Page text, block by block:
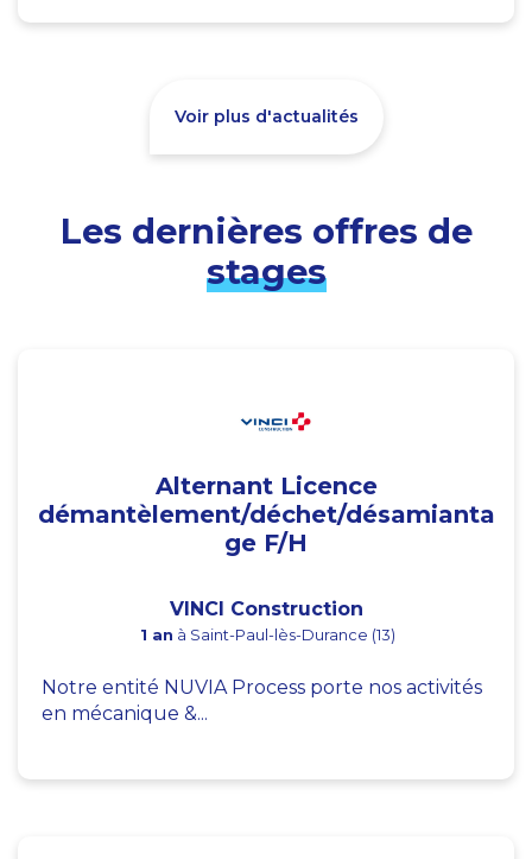
Voir plus d'actualités
Les dernières offres de
stages
Alternant Licence
démantèlement/déchet/désamianta
ge F/H
VINCI Construction
1 an à Saint-Paul-lès-Durance (13)
Notre entité NUVIA Process porte nos activités
en mécanique &...